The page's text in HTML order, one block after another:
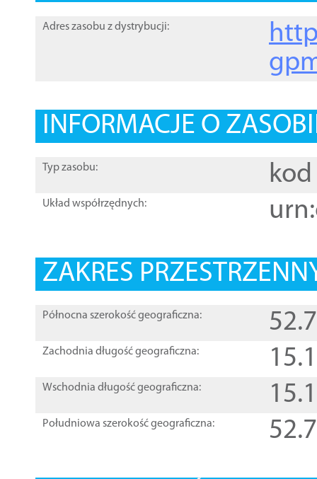
Adres zasobu z dystrybucji:
INFORMACJE O
Typ zasobu: kod
Układ współrzędnych:
ZAKRES
Północna szerokość geograficzna:
Zachodnia długość geograficzna:
Wschodnia długość geograficzna:
Południowa szerokość geograficzna: